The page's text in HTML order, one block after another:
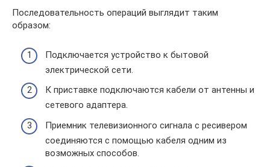
Последовательность операций выглядит таким
образом:
Подключается устройство к бытовой
электрической сети.
К приставке подключаются кабели от антенны и
сетевого адаптера.
Приемник телевизионного сигнала с ресивером
соединяются с помощью кабеля одним из
возможных способов.